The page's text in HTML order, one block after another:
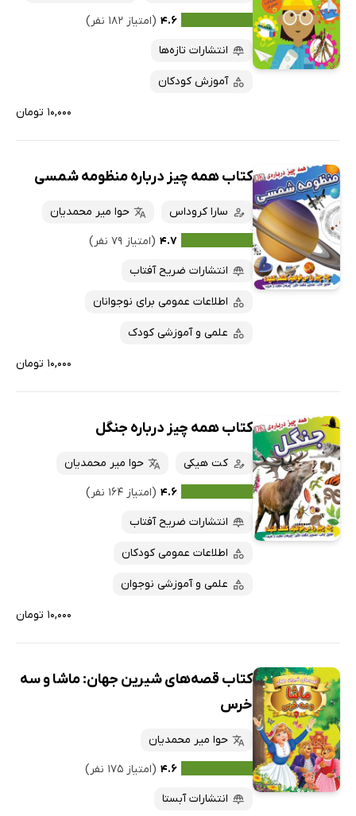
۴.۶ (امتیاز ۱۸۲ نفر)
انتشارات تازه‌ها
آموزش کودکان
۱۰,۰۰۰ تومان
کتاب همه چیز درباره منظومه شمسی
سارا کروداس
حوا میر محمدیان
۴.۷ (امتیاز ۷۹ نفر)
انتشارات ضریح آفتاب
اطلاعات عمومی برای نوجوانان
علمی و آموزشی کودک
۱۰,۰۰۰ تومان
کتاب همه چیز درباره جنگل
کت هیکی
حوا میر محمدیان
۴.۶ (امتیاز ۱۶۴ نفر)
انتشارات ضریح آفتاب
اطلاعات عمومی کودکان
علمی و آموزشی نوجوان
۱۰,۰۰۰ تومان
کتاب قصه‌های شیرین جهان: ماشا و سه
خرس
حوا میر محمدیان
۴.۶ (امتیاز ۱۷۵ نفر)
انتشارات آبستا